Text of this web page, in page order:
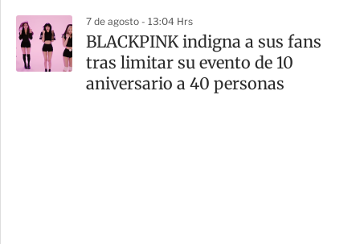
7 de agosto - 13:04 Hrs
BLACKPINK indigna a sus fans
tras limitar su evento de 10
aniversario a 40 personas